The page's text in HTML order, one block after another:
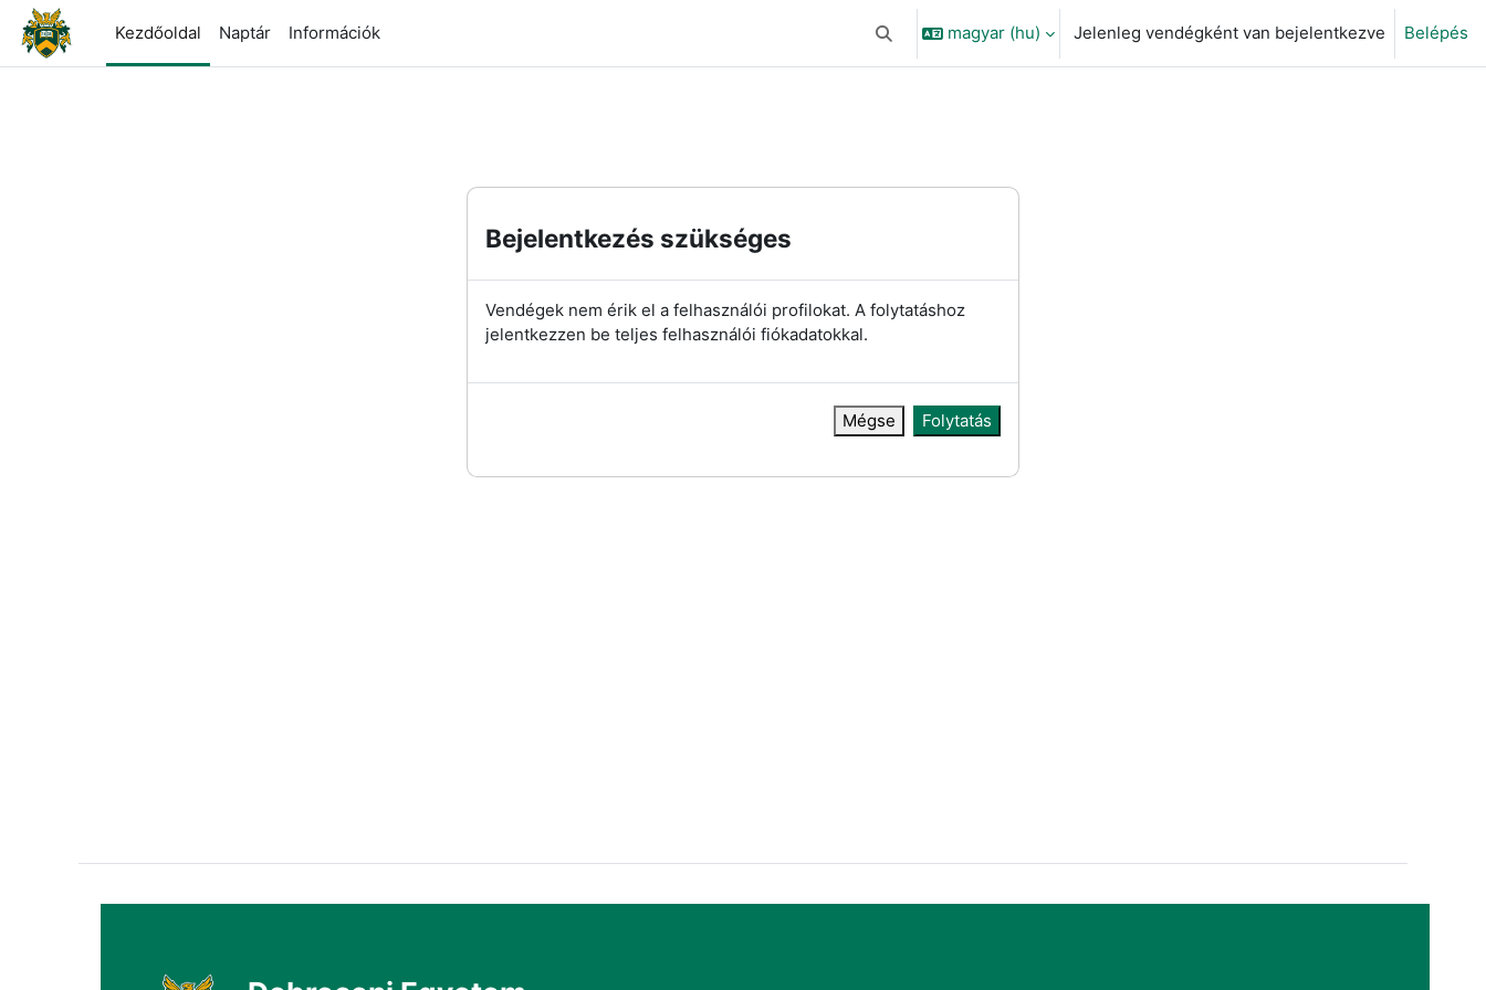
Tovább a fő tartalomhoz
Kezdőoldal
Naptár Információk Keresési bemeneti adatok váltása
magyar ‎(hu)‎ Jelenleg vendégként van bejelentkezve Belépés
Bejelentkezés szükséges
Vendégek nem érik el a felhasználói profilokat. A folytatáshoz
jelentkezzen be teljes felhasználói fiókadatokkal.
Mégse Folytatás